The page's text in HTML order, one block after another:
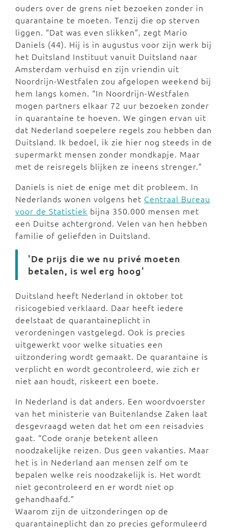
ouders over de grens niet bezoeken zonder in
quarantaine te moeten. Tenzij die op sterven
liggen. “Dat was even slikken”, zegt Mario
Daniels (44). Hij is in augustus voor zijn werk bij
het Duitsland Instituut vanuit Duitsland naar
Amsterdam verhuisd en zijn vriendin uit
Noordrijn-Westfalen zou afgelopen weekend bij
hem langs komen. “In Noordrijn-Westfalen
mogen partners elkaar 72 uur bezoeken zonder
in quarantaine te hoeven. We gingen ervan uit
dat Nederland soepelere regels zou hebben dan
Duitsland. Ik bedoel, ik zie hier nog steeds in de
supermarkt mensen zonder mondkapje. Maar
met de reisregels blijken ze ineens strenger.”
Daniels is niet de enige met dit probleem. In
Nederlands wonen volgens het Centraal Bureau
voor de Statistiek bijna 350.000 mensen met
een Duitse achtergrond. Velen van hen hebben
familie of geliefden in Duitsland.
'De prijs die we nu privé moeten
betalen, is wel erg hoog'
Duitsland heeft Nederland in oktober tot
risicogebied verklaard. Daar heeft iedere
deelstaat de quarantaineplicht in
verordeningen vastgelegd. Ook is precies
uitgewerkt voor welke situaties een
uitzondering wordt gemaakt. De quarantaine is
verplicht en wordt gecontroleerd, wie zich er
niet aan houdt, riskeert een boete.
In Nederland is dat anders. Een woordvoerster
van het ministerie van Buitenlandse Zaken laat
desgevraagd weten dat het om een reisadvies
gaat. “Code oranje betekent alleen
noodzakelijke reizen. Dus geen vakanties. Maar
het is in Nederland aan mensen zelf om te
bepalen welke reis noodzakelijk is. Het wordt
niet gecontroleerd en er wordt niet op
gehandhaafd.”
Waarom zijn de uitzonderingen op de
quarantaineplicht dan zo precies geformuleerd